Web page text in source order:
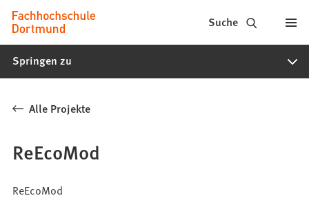
Inhalt anspringen
Fachhochschule
Dortmund
-
Studiengänge,
Bewerbung
Suche
Springen zu
Alle Projekte
ReEcoMod
ReEcoMod